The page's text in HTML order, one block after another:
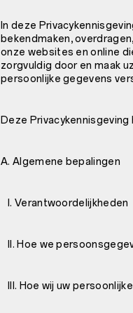
In deze
bekendmaken,
onze websites en online
zorgvuldig door en maak
persoonlijke gegevens
Deze
A. Algemene bepalingen
I. Verantwoordelijkheden
II. Hoe we
III. Hoe wij uw